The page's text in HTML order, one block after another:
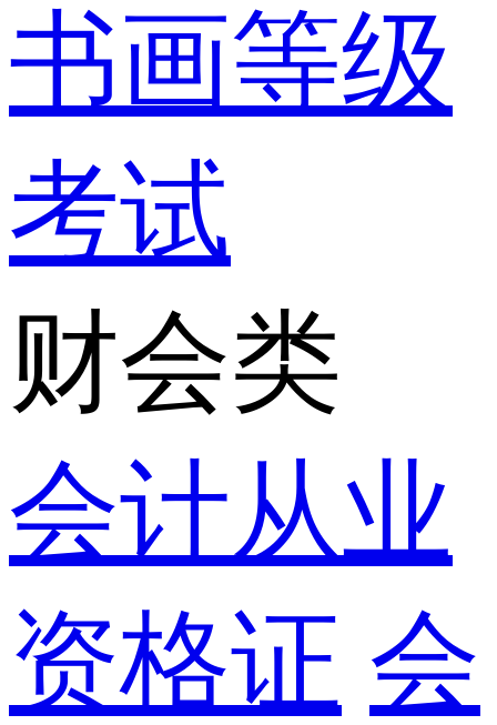
书画等级
考试
财会类
会计从业
资格证 会